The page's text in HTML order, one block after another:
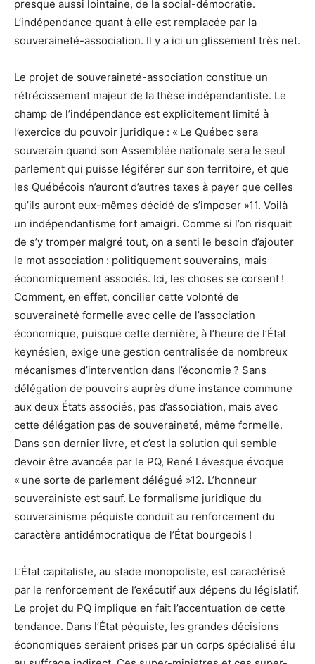
presque aussi lointaine, de la social-démocratie.
L’indépendance quant à elle est remplacée par la
souveraineté-association. Il y a ici un glissement très net.
Le projet de souveraineté-association constitue un
rétrécissement majeur de la thèse indépendantiste. Le
champ de l’indépendance est explicitement limité à
l’exercice du pouvoir juridique : « Le Québec sera
souverain quand son Assemblée nationale sera le seul
parlement qui puisse légiférer sur son territoire, et que
les Québécois n’auront d’autres taxes à payer que celles
qu’ils auront eux-mêmes décidé de s’imposer »11. Voilà
un indépendantisme fort amaigri. Comme si l’on risquait
de s’y tromper malgré tout, on a senti le besoin d’ajouter
le mot association : politiquement souverains, mais
économiquement associés. Ici, les choses se corsent !
Comment, en effet, concilier cette volonté de
souveraineté formelle avec celle de l’association
économique, puisque cette dernière, à l’heure de l’État
keynésien, exige une gestion centralisée de nombreux
mécanismes d’intervention dans l’économie ? Sans
délégation de pouvoirs auprès d’une instance commune
aux deux États associés, pas d’association, mais avec
cette délégation pas de souveraineté, même formelle.
Dans son dernier livre, et c’est la solution qui semble
devoir être avancée par le PQ, René Lévesque évoque
« une sorte de parlement délégué »12. L’honneur
souverainiste est sauf. Le formalisme juridique du
souverainisme péquiste conduit au renforcement du
caractère antidémocratique de l’État bourgeois !
L’État capitaliste, au stade monopoliste, est caractérisé
par le renforcement de l’exécutif aux dépens du législatif.
Le projet du PQ implique en fait l’accentuation de cette
tendance. Dans l’État péquiste, les grandes décisions
économiques seraient prises par un corps spécialisé élu